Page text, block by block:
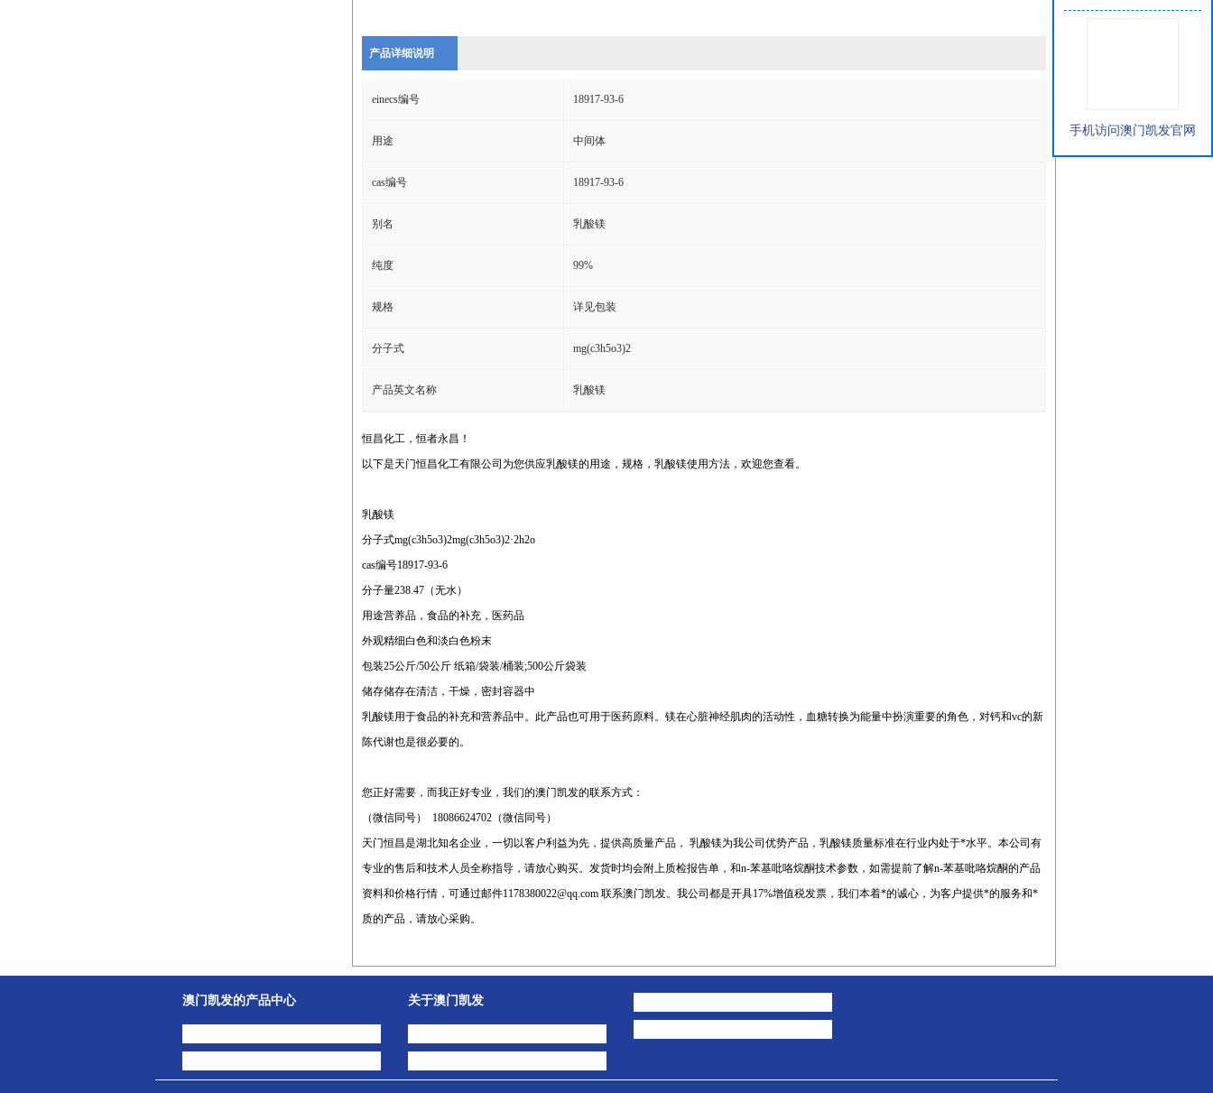
产品详细说明
einecs编号 18917-93-6
用途 中间体
cas编号 18917-93-6
别名 乳酸镁
纯度 99%
规格 详见包装
分子式 mg(c3h5o3)2
产品英文名称 乳酸镁
恒昌化工，恒者永昌！
以下是天门恒昌化工有限公司为您供应乳酸镁的用途，规格，乳酸镁使用方法，欢迎您查看。
乳酸镁
分子式mg(c3h5o3)2mg(c3h5o3)2·2h2o
cas编号18917-93-6
分子量238.47（无水）
用途营养品，食品的补充，医药品
外观精细白色和淡白色粉末
包装25公斤/50公斤 纸箱/袋装/桶装;500公斤袋装
储存储存在清洁，干燥，密封容器中
乳酸镁用于食品的补充和营养品中。此产品也可用于医药原料。镁在心脏神经肌肉的活动性，血糖转换为能量中扮演重要的角色，对钙和vc的新
陈代谢也是很必要的。
您正好需要，而我正好专业，我们的澳门凯发的联系方式：
（微信同号） 18086624702（微信同号）
天门恒昌是湖北知名企业，一切以客户利益为先，提供高质量产品， 乳酸镁为我公司优势产品，乳酸镁质量标准在行业内处于*水平。本公司有
专业的售后和技术人员全称指导，请放心购买。发货时均会附上质检报告单，和n-苯基吡咯烷酮技术参数，如需提前了解n-苯基吡咯烷酮的产品
资料和价格行情，可通过邮件1178380022@qq.com 联系澳门凯发。我公司都是开具17%增值税发票，我们本着*的诚心，为客户提供*的服务和*
质的产品，请放心采购。
手机访问澳门凯发官网
澳门凯发的产品中心 关于澳门凯发